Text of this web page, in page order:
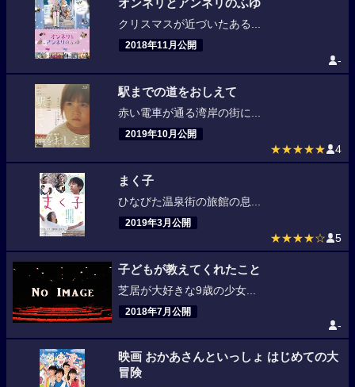
オンネリとアンネリのふゆ
クリスマスが近づいたある...
2018年11月公開
-
駅までの道をおしえて
赤い電車が通る湾岸の街に...
2019年10月公開
★★★★★ 4
まく子
ひなびた温泉街の旅館の息...
2019年3月公開
★★★★☆ 5
子どもが教えてくれたこと
芝居が大好きな9歳の少女...
2018年7月公開
-
映画 おかあさんといっしょ はじめての大
冒険